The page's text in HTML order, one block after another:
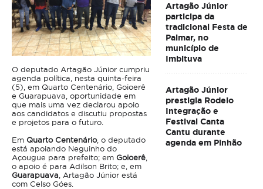
O deputado Artagão Júnior cumpriu
agenda política, nesta quinta-feira
(5), em Quarto Centenário, Goioerê
e Guarapuava, oportunidade em
que mais uma vez declarou apoio
aos candidatos e discutiu propostas
e projetos para o futuro.
Em Quarto Centenário, o deputado
está apoiando Neguinho do
Açougue para prefeito; em Goioerê
o apoio é para Adilson Brito; e, em
Guarapuava , Artagão Júnior está
com Celso Góes.
Artagão Júnior
participa da
tradicional Festa de
Palmar, no
município de
Imbituva
Artagão Júnior
prestigia Rodeio
Integração e
Festival Canta
Cantu durante
agenda em Pinhão